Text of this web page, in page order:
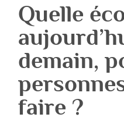
Quelle
demain,
faire ?